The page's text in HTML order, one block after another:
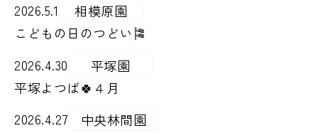
2026.5.1
相模原園
こどもの日のつどい🎏
2026.4.30
平塚園
平塚よつば🍀４月
2026.4.27
中央林間園